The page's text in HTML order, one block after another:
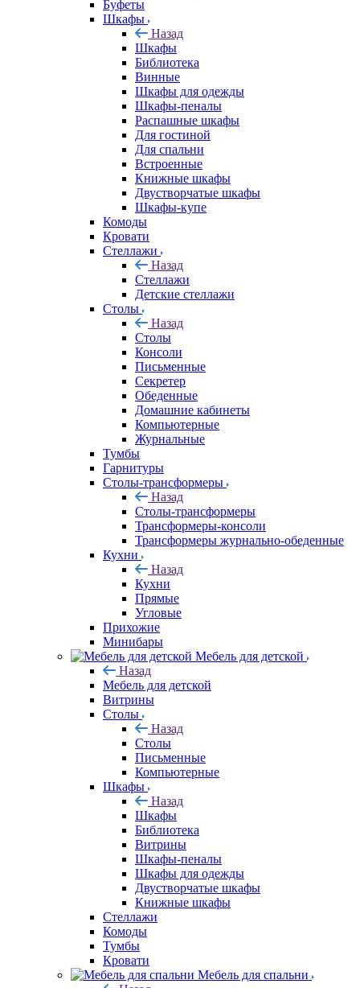
Буфеты
Шкафы
Назад
Шкафы
Библиотека
Винные
Шкафы для одежды
Шкафы-пеналы
Распашные шкафы
Для гостиной
Для спальни
Встроенные
Книжные шкафы
Двустворчатые шкафы
Шкафы-купе
Комоды
Кровати
Стеллажи
Назад
Стеллажи
Детские стеллажи
Столы
Назад
Столы
Консоли
Письменные
Секретер
Обеденные
Домашние кабинеты
Компьютерные
Журнальные
Тумбы
Гарнитуры
Столы-трансформеры
Назад
Столы-трансформеры
Трансформеры-консоли
Трансформеры журнально-обеденные
Кухни
Назад
Кухни
Прямые
Угловые
Прихожие
Минибары
Мебель для детской
Назад
Мебель для детской
Витрины
Столы
Назад
Столы
Письменные
Компьютерные
Шкафы
Назад
Шкафы
Библиотека
Витрины
Шкафы-пеналы
Шкафы для одежды
Двустворчатые шкафы
Книжные шкафы
Стеллажи
Комоды
Тумбы
Кровати
Мебель для спальни